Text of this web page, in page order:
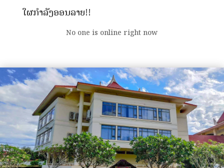
ໃຜກຳລັງອອນລາຍ!!
No one is online right now